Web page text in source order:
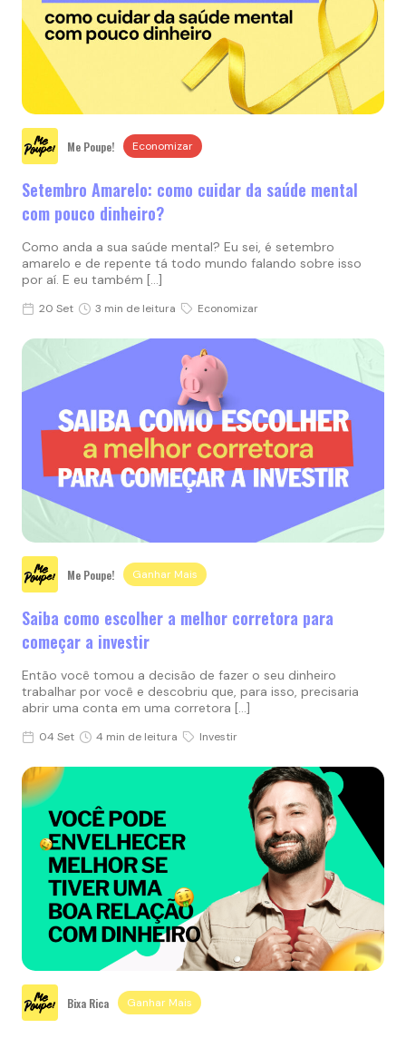
Me Poupe! Economizar
Setembro Amarelo: como cuidar da saúde mental
com pouco dinheiro?
Como anda a sua saúde mental? Eu sei, é setembro
amarelo e de repente tá todo mundo falando sobre isso
por aí. E eu também […]
20 Set 3 min de leitura Economizar
Me Poupe! Ganhar Mais
Saiba como escolher a melhor corretora para
começar a investir
Então você tomou a decisão de fazer o seu dinheiro
trabalhar por você e descobriu que, para isso, precisaria
abrir uma conta em uma corretora […]
04 Set 4 min de leitura Investir
Bixa Rica Ganhar Mais